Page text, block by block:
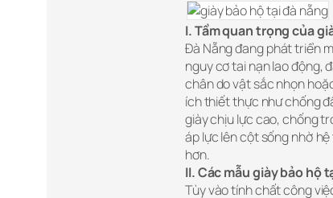
I. Tầm quan trọng của
Đà Nẵng đang phát triển
nguy cơ tai nạn lao động,
chân do vật sắc nhọn
ích thiết thực như chống
giày chịu lực cao, chống
áp lực lên cột sống nhờ
hơn.
II. Các mẫu giày bảo hộ
Tùy vào tính chất công